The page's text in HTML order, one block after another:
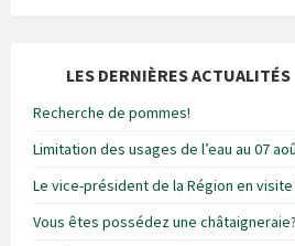
LES DERNIÈRES ACTUALITÉS
Recherche de pommes!
Limitation des usages de l’eau au 07
Le vice-président de la Région en
Vous êtes possédez une châtaigneraie?